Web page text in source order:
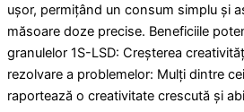
ușor, permițând un consum simplu și
măsoare doze precise. Beneficiile
granulelor 1S-LSD: Creșterea
rezolvare a problemelor: Mulți dintre
raportează o creativitate crescută și